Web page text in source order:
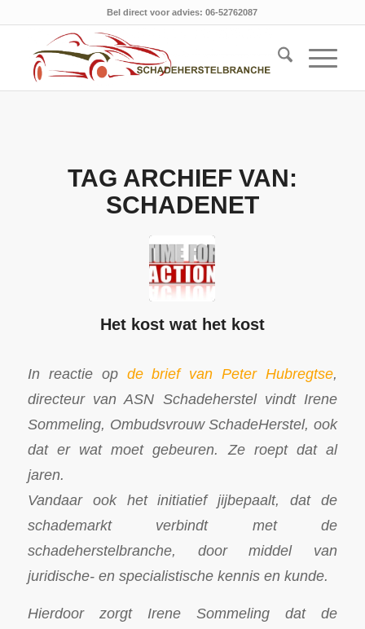
Bel direct voor advies: 06-52762087
TAG ARCHIEF VAN:
SCHADENET
Het kost wat het kost
In reactie op de brief van Peter Hubregtse,
directeur van ASN Schadeherstel vindt Irene
Sommeling, Ombudsvrouw SchadeHerstel, ook
dat er wat moet gebeuren. Ze roept dat al
jaren.
Vandaar ook het initiatief jijbepaalt, dat de
schademarkt verbindt met de
schadeherstelbranche, door middel van
juridische- en specialistische kennis en kunde.
Hierdoor zorgt Irene Sommeling dat de